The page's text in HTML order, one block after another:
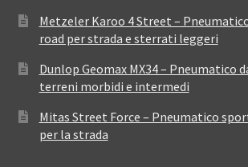
Metzeler Karoo 4 Street –
road per strada e sterrati leggeri
Dunlop Geomax MX34 – Pneumatico
terreni morbidi e intermedi
Mitas Street Force – Pneumatico
per la strada